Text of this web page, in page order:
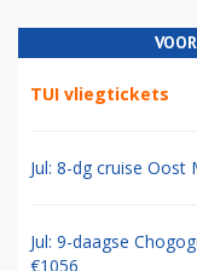
TUI vliegtickets
Jul: 8-dg cruise Oost
Jul: 9-daagse
€1056